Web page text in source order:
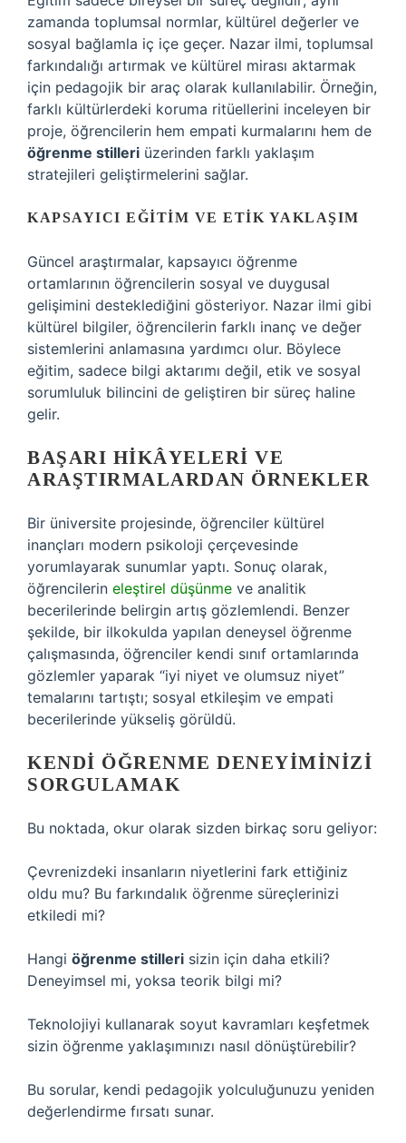
zamanda toplumsal normlar, kültürel değerler ve
sosyal bağlamla iç içe geçer. Nazar ilmi, toplumsal
farkındalığı artırmak ve kültürel mirası aktarmak
için pedagojik bir araç olarak kullanılabilir. Örneğin,
farklı kültürlerdeki koruma ritüellerini inceleyen bir
proje, öğrencilerin hem empati kurmalarını hem de
öğrenme stilleri üzerinden farklı yaklaşım
stratejileri geliştirmelerini sağlar.
KAPSAYICI EĞITIM VE ETIK YAKLAŞIM
Güncel araştırmalar, kapsayıcı öğrenme
ortamlarının öğrencilerin sosyal ve duygusal
gelişimini desteklediğini gösteriyor. Nazar ilmi gibi
kültürel bilgiler, öğrencilerin farklı inanç ve değer
sistemlerini anlamasına yardımcı olur. Böylece
eğitim, sadece bilgi aktarımı değil, etik ve sosyal
sorumluluk bilincini de geliştiren bir süreç haline
gelir.
BAŞARI HIKÂYELERI VE
ARAŞTIRMALARDAN ÖRNEKLER
Bir üniversite projesinde, öğrenciler kültürel
inançları modern psikoloji çerçevesinde
yorumlayarak sunumlar yaptı. Sonuç olarak,
öğrencilerin eleştirel düşünme ve analitik
becerilerinde belirgin artış gözlemlendi. Benzer
şekilde, bir ilkokulda yapılan deneysel öğrenme
çalışmasında, öğrenciler kendi sınıf ortamlarında
gözlemler yaparak “iyi niyet ve olumsuz niyet”
temalarını tartıştı; sosyal etkileşim ve empati
becerilerinde yükseliş görüldü.
KENDI ÖĞRENME DENEYIMINIZI
SORGULAMAK
Bu noktada, okur olarak sizden birkaç soru geliyor:
Çevrenizdeki insanların niyetlerini fark ettiğiniz
oldu mu? Bu farkındalık öğrenme süreçlerinizi
etkiledi mi?
Hangi öğrenme stilleri sizin için daha etkili?
Deneyimsel mi, yoksa teorik bilgi mi?
Teknolojiyi kullanarak soyut kavramları keşfetmek
sizin öğrenme yaklaşımınızı nasıl dönüştürebilir?
Bu sorular, kendi pedagojik yolculuğunuzu yeniden
değerlendirme fırsatı sunar.